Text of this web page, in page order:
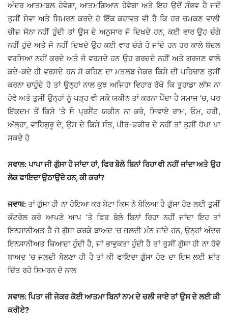
ਅੰਦਰ ਆਤਮਬਲ ਹੋਵੇਗਾ, ਆਤਮਗਿਆਨ ਹੋਵੇਗਾ ਅਤੇ ਇਹ ਉਦੋਂ ਸੰਭਵ ਹੈ ਜਦੋਂ
ਤੁਸੀਂ ਸੇਵਾ ਅਤੇ ਸਿਮਰਨ ਕਰਦੇ ਹੋ ਇੱਕ ਕਹਾਵਤ ਵੀ ਹੈ ਕਿ ਹਰ ਚਮਕਣ ਵਾਲੀ
ਚੀਜ਼ ਸੋਨਾ ਨਹੀਂ ਹੁੰਦੀ ਤਾਂ ਉਸ ਦੇ ਅਨੁਸਾਰ ਜੋ ਦਿਖਦੇ ਹਨ, ਕਈ ਵਾਰ ਉਹ ਚੰਗੇ
ਨਹੀਂ ਹੁੰਦੇ ਅਤੇ ਜੋ ਨਹੀਂ ਦਿਖਦੇ ਉਹ ਕਈ ਵਾਰ ਚੰਗੇ ਹੋ ਜਾਂਦੇ ਹਨ ਹਰ ਕਾਲੇ ਬੱਦਲ
ਵਰਸਿਆ ਨਹੀਂ ਕਰਦੇ ਅਤੇ ਜੋ ਵਰਸਦੇ ਹਨ ਉਹ ਗਰਜ਼ਦੇ ਨਹੀਂ ਅਤੇ ਗਰਜਣ ਵਾਲੇ
ਕਦੇ-ਕਦੇ ਹੀ ਵਰਸਦੇ ਹਨ ਸੋ ਕਹਿਣ ਦਾ ਮਤਲਬ ਜੇਕਰ ਕਿਸੇ ਦੀ ਪਹਿਚਾਣ ਤੁਸੀਂ
ਕਰਨਾ ਚਾਹੁੰਦੇ ਹੋ ਤਾਂ ਉਨ੍ਹਾਂ ਨਾਲ ਕੁਝ ਅਜਿਹਾ ਵਿਹਾਰ ਰੱਖੋ ਕਿ ਤੁਹਾਡਾ ਲਾੱਸ ਨਾ
ਹੋਵੇ ਅਤੇ ਤੁਸੀਂ ਉਨ੍ਹਾਂ ਨੂੰ ਪੜ੍ਹ ਵੀ ਸਕੋ ਯਕੀਨ ਤਾਂ ਕਰਨਾ ਪੈਂਦਾ ਹੈ ਸਮਾਜ ’ਚ, ਪਰ
ਇੱਕਦਮ ਤੋਂ ਕਿਸੇ ’ਤੇ ਸੌ ਪ੍ਰਸੈਂਟ ਯਕੀਨ ਨਾ ਕਰੋ, ਸਿਵਾਏ ਰਾਮ, ਓਮ, ਹਰੀ,
ਅੱਲ੍ਹਾ, ਵਾਹਿਗੁਰੂ ਦੇ, ਉਸ ਦੇ ਕਿਸੇ ਸੰਤ, ਪੀਰ-ਫਕੀਰ ਦੇ ਨਹੀਂ ਤਾਂ ਤੁਸੀਂ ਧੋਖਾ ਖਾ
ਸਕਦੇ ਹੋ
ਸਵਾਲ: ਪਾਪਾ ਜੀ ਗੁੱਸਾ ਹੋ ਜਾਂਦਾ ਹਾਂ, ਫਿਰ ਬੋਲੇ ਬਿਨਾਂ ਰਿਹਾ ਵੀ ਨਹੀਂ ਜਾਂਦਾ ਅਤੇ ਉਹ
ਲੋਕ ਫਾਇਦਾ ਉਠਾਉਂਦੇ ਹਨ, ਕੀ ਕਰਾਂ?
ਜਵਾਬ: ਤਾਂ ਗੁੱਸਾ ਹੀ ਨਾ ਹੋਇਆ ਕਰ ਬੇਟਾ ਕਿਸ ਨੇ ਬੋਲਿਆ ਹੈ ਗੁੱਸਾ ਹੋਣ ਲਈ ਤੁਸੀਂ
ਕੰਟਰੋਲ ਕਰੋ ਆਪਣੇ ਆਪ ’ਤੇ ਫਿਰ ਬੋਲੇ ਬਿਨਾਂ ਰਿਹਾ ਨਹੀਂ ਜਾਂਦਾ ਇਹ ਤਾਂ
ਇਨਸਾਨੀਅਤ ਹੈ ਜੋ ਗੁੱਸਾ ਕਰਕੇ ਬਾਅਦ ’ਚ ਜਲਦੀ ਮੰਨ ਜਾਂਦੇ ਹਨ, ਉਨ੍ਹਾਂ ਅੰਦਰ
ਇਨਸਾਨੀਅਤ ਜ਼ਿਆਦਾ ਹੁੰਦੀ ਹੈ, ਜਾਂ ਭਾਵੁਕਤਾ ਹੁੰਦੀ ਹੈ ਤਾਂ ਤੁਸੀਂ ਗੁੱਸਾ ਹੀ ਨਾ ਹੋਵੋ
ਬਾਅਦ ’ਚ ਜਲਦੀ ਬੋਲਣਾ ਹੀ ਹੈ ਤਾਂ ਕੀ ਫਾਇਦਾ ਗੁੱਸਾ ਹੋਣ ਦਾ ਇਸ ਲਈ ਸ਼ਾਂਤ
ਚਿੱਤ ਰਹੋ ਸਿਮਰਨ ਦੇ ਨਾਲ
ਸਵਾਲ: ਪਿਤਾ ਜੀ ਜੇਕਰ ਕੋਈ ਆਤਮਾ ਬਿਨਾਂ ਨਾਮ ਦੇ ਚਲੀ ਜਾਏ ਤਾਂ ਉਸ ਦੇ ਲਈ ਕੀ
ਕਰੀਏ?